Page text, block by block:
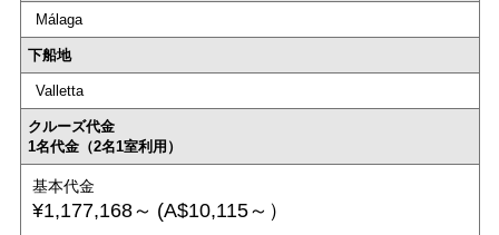
Málaga
下船地
Valletta
クルーズ代金
1名代金（2名1室利用）
基本代金
¥1,177,168～ (A$10,115～）